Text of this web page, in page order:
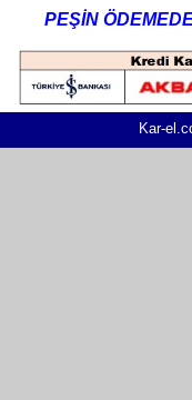
PEŞİN
Kar-